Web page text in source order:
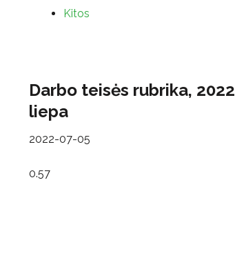
Kitos
Darbo teisės rubrika, 2022
liepa
2022-07-05